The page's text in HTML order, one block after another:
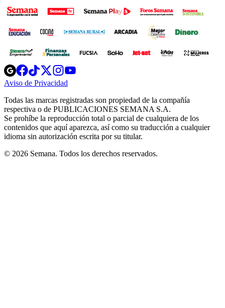
Opens
in
new
Opens
in
new
Opens
in
new
window
Opens
new
windowwindow
Aviso de Privacidad
new
window
Todas las marcas registradas son propiedad de la compañía
respectiva o de PUBLICACIONES SEMANA S.A.
Se prohíbe la reproducción total o parcial de cualquiera de los
contenidos que aquí aparezca, así como su traducción a cualquier
idioma sin autorización escrita por su titular.
© 2026 Semana. Todos los derechos reservados.